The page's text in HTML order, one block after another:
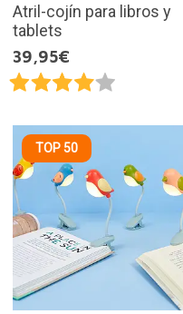
Atril-cojín para libros y
tablets
39,95€
TOP 50